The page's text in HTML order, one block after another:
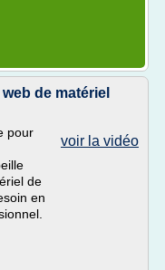
de matériel
voir la vidéo
pour
de
en